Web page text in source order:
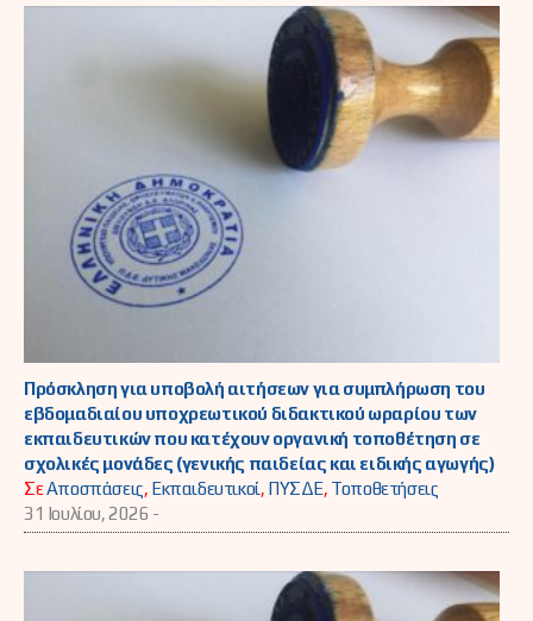
Πρόσκληση για υποβολή αιτήσεων για συμπλήρωση του
εβδομαδιαίου υποχρεωτικού διδακτικού ωραρίου των
εκπαιδευτικών που κατέχουν οργανική τοποθέτηση σε
σχολικές μονάδες (γενικής παιδείας και ειδικής αγωγής)
ΣεΑποσπάσεις, Εκπαιδευτικοί, ΠΥΣΔΕ, Τοποθετήσεις
31 Ιουλίου, 2026 -